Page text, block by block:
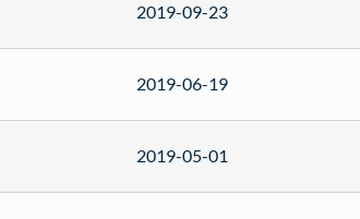
2019-09-23
2019-06-19
2019-05-01